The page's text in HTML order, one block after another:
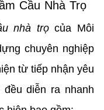
Cầu Nhà Trọ
nhà trọcủa Môi
chuyên nghiệp
từ tiếp nhận yêu
diễn ra nhanh